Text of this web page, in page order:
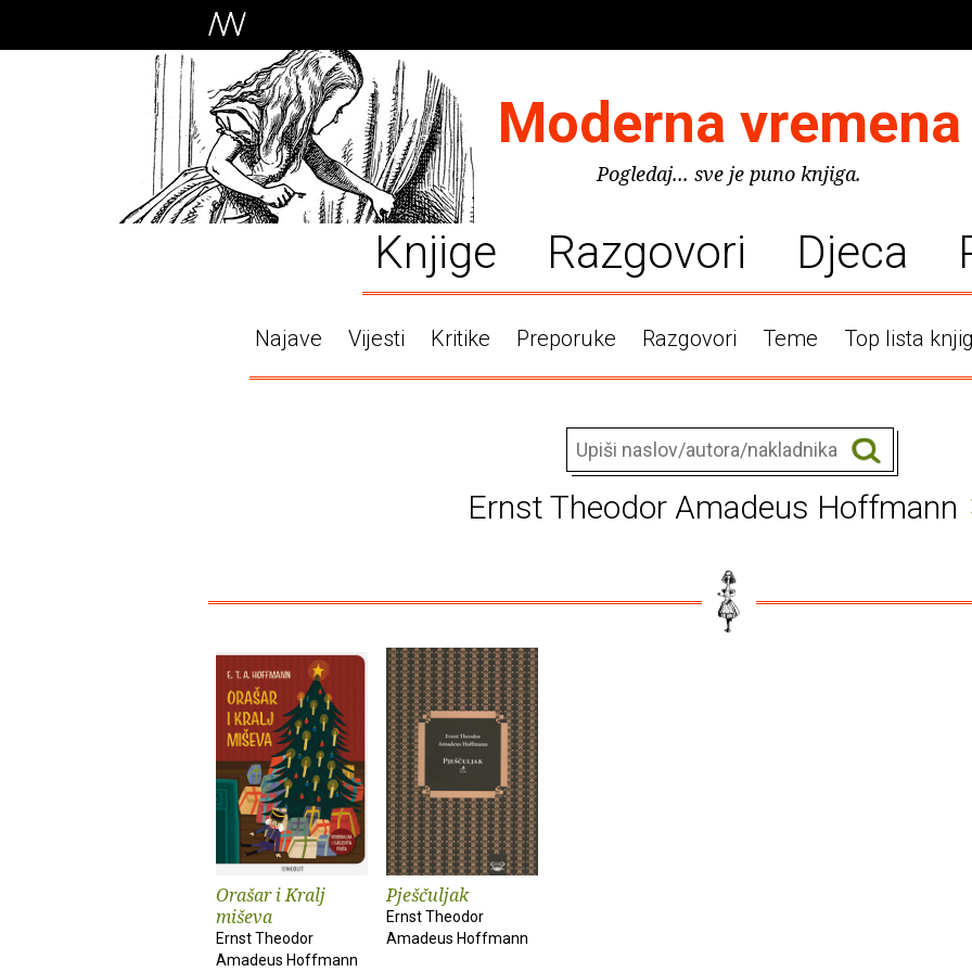
Moderna vremena
Pogledaj... sve je puno knjiga.
Knjige Razgovori Djeca
Najave Vijesti Kritike Preporuke Razgovori Teme Top lista
Ernst Theodor Amadeus Hoffmann
Orašar i Kralj
miševa
Ernst Theodor
Amadeus Hoffmann
Pješčuljak
Ernst Theodor
Amadeus Hoffmann